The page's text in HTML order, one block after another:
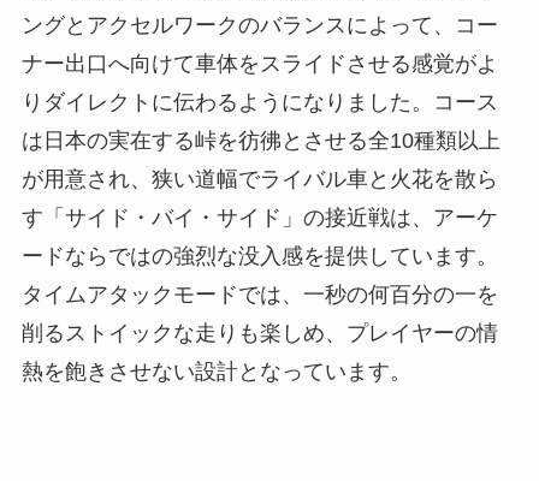
ングとアクセルワークのバランスによって、コー
ナー出口へ向けて車体をスライドさせる感覚がよ
りダイレクトに伝わるようになりました。コース
は日本の実在する峠を彷彿とさせる全10種類以上
が用意され、狭い道幅でライバル車と火花を散ら
す「サイド・バイ・サイド」の接近戦は、アーケ
ードならではの強烈な没入感を提供しています。
タイムアタックモードでは、一秒の何百分の一を
削るストイックな走りも楽しめ、プレイヤーの情
熱を飽きさせない設計となっています。